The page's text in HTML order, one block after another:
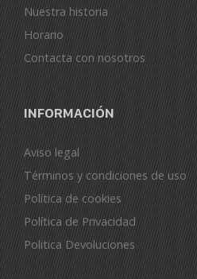
Nuestra historia
Horario
Contacta con nosotros
INFORMACIÓN
Aviso legal
Términos y condiciones de uso
Política de cookies
Política de Privacidad
Politica Devoluciones